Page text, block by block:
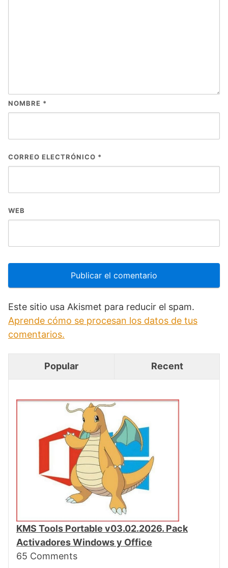
NOMBRE *
CORREO ELECTRÓNICO *
WEB
Este sitio usa Akismet para reducir el spam.
Aprende cómo se procesan los datos de tus
comentarios.
Popular Recent
KMS Tools Portable v03.02.2026. Pack
Activadores Windows y Office
65 Comments